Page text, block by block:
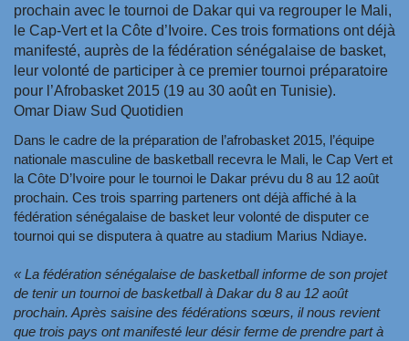
prochain avec le tournoi de Dakar qui va regrouper le Mali,
le Cap-Vert et la Côte d’Ivoire. Ces trois formations ont déjà
manifesté, auprès de la fédération sénégalaise de basket,
leur volonté de participer à ce premier tournoi préparatoire
pour l’Afrobasket 2015 (19 au 30 août en Tunisie).
Omar Diaw Sud Quotidien
Dans le cadre de la préparation de l’afrobasket 2015, l’équipe
nationale masculine de basketball recevra le Mali, le Cap Vert et
la Côte D’Ivoire pour le tournoi le Dakar prévu du 8 au 12 août
prochain. Ces trois sparring parteners ont déjà affiché à la
fédération sénégalaise de basket leur volonté de disputer ce
tournoi qui se disputera à quatre au stadium Marius Ndiaye.
« La fédération sénégalaise de basketball informe de son projet
de tenir un tournoi de basketball à Dakar du 8 au 12 août
prochain. Après saisine des fédérations sœurs, il nous revient
que trois pays ont manifesté leur désir ferme de prendre part à